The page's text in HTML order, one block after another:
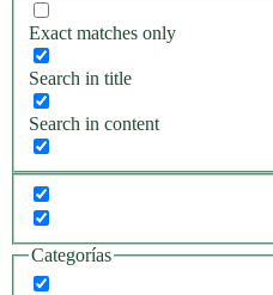
Exact matches only
Search in title
Search in content
Categorías